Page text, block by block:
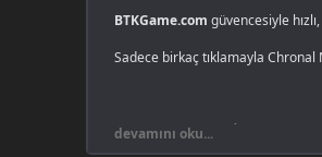
BTKGame.com güvencesiyle
Sadece birkaç tıklamayla
⚔️ Chronal Nexus İçerikleri:
devamını oku...